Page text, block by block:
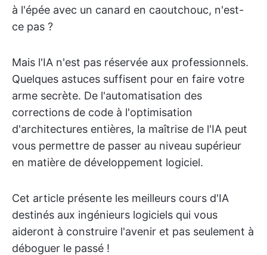
à l'épée avec un canard en caoutchouc, n'est-
ce pas ?
Mais l'IA n'est pas réservée aux professionnels.
Quelques astuces suffisent pour en faire votre
arme secrète. De l'automatisation des
corrections de code à l'optimisation
d'architectures entières, la maîtrise de l'IA peut
vous permettre de passer au niveau supérieur
en matière de développement logiciel.
Cet article présente les meilleurs cours d'IA
destinés aux ingénieurs logiciels qui vous
aideront à construire l'avenir et pas seulement à
déboguer le passé !